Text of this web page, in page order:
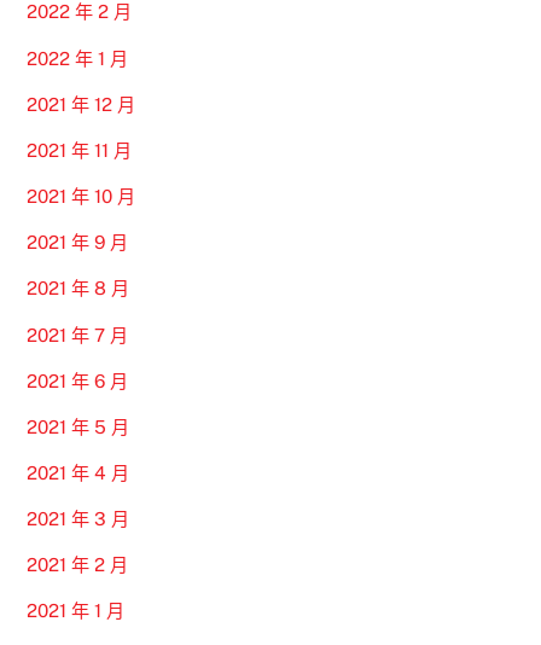
2022 年 2 月
2022 年 1 月
2021 年 12 月
2021 年 11 月
2021 年 10 月
2021 年 9 月
2021 年 8 月
2021 年 7 月
2021 年 6 月
2021 年 5 月
2021 年 4 月
2021 年 3 月
2021 年 2 月
2021 年 1 月